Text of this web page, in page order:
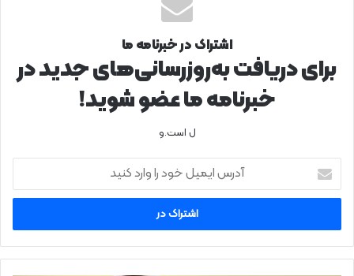
اشتراک در خبرنامه ما
برای دریافت به‌روزرسانی‌های جدید در
خبرنامه ما عضو شوید!
ل است.و
ایمیل
خود
وارد
کنید